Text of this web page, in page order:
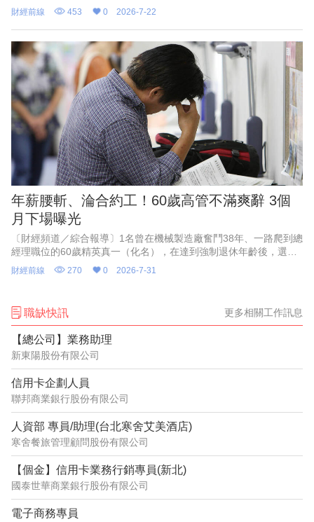
低收入家庭，大學畢業後創業失敗，重返職場時一度認為自己落後
同齡人兩年，起薪僅4萬
財經前線 453 0 2026-7-22
年薪腰斬、淪合約工！60歲高管不滿爽辭 3個
月下場曝光
〔財經頻道／綜合報導〕1名曾在機械製造廠奮鬥38年、一路爬到總
經理職位的60歲精英真一（化名），在達到強制退休年齡後，選擇
婉拒待遇腰斬，且需轉任部屬助手的續聘合約，滿懷期待地迎接自
由人生。
財經前線 270 0 2026-7-31
職缺快訊 更多相關工作訊息
【總公司】業務助理
新東陽股份有限公司
信用卡企劃人員
聯邦商業銀行股份有限公司
人資部 專員/助理(台北寒舍艾美酒店)
寒舍餐旅管理顧問股份有限公司
【個金】信用卡業務行銷專員(新北)
國泰世華商業銀行股份有限公司
電子商務專員